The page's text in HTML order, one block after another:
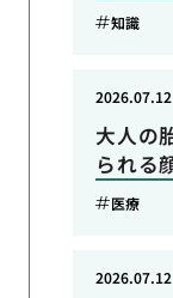
知識
大人の
られる
2026.07.12
医療
2026.07.12